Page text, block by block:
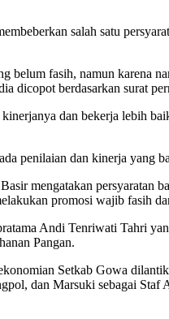
salah satu
belum fasih, namun karena
dicopot berdasarkan surat
dan bekerja lebih
penilaian dan kinerja
mengatakan persyaratan
promosi wajib fasih
Andi Tenriwati Tahri
Pangan.
Setkab Gowa
dan Marsuki sebagai Staf